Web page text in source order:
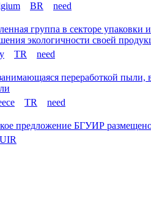
BR need
группа в секторе
экологичности своей
TR need
переработкой
TR
need
предложение БГУИР